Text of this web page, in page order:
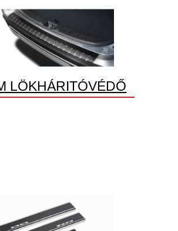
LÖKHÁRITÓVÉDŐ